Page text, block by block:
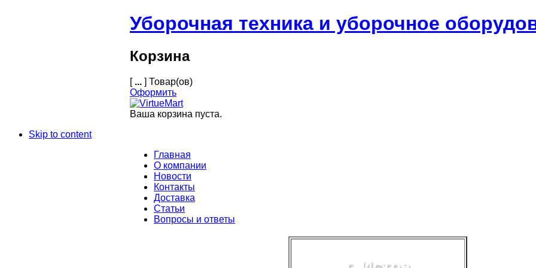
Уборочная техника и уборочное
Корзина
[ ... ] Товар(ов)
Оформить
Ваша корзина пуста.
Skip to content
Главная
О компании
Новости
Контакты
Доставка
Статьи
Вопросы и ответы